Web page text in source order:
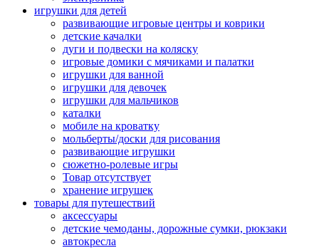
игрушки для детей
развивающие игровые центры и коврики
детские качалки
дуги и подвески на коляску
игровые домики с мячиками и палатки
игрушки для ванной
игрушки для девочек
игрушки для мальчиков
каталки
мобиле на кроватку
мольберты/доски для рисования
развивающие игрушки
сюжетно-ролевые игры
Товар отсутствует
хранение игрушек
товары для путешествий
аксессуары
детские чемоданы, дорожные сумки, рюкзаки
автокресла